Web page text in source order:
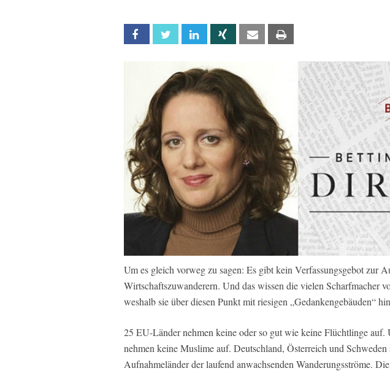
Facebook Twitter Linkedin Xing Email
Um es gleich vorweg zu sagen: Es gibt kein Verfassungsgebot zur
Wirtschaftszuwanderern. Und das wissen die vielen Scharfmacher
weshalb sie über diesen Punkt mit riesigen „Gedankengebäuden“
25 EU-Länder nehmen keine oder so gut wie keine Flüchtlinge auf.
nehmen keine Muslime auf. Deutschland, Österreich und
Aufnahmeländer der laufend anwachsenden Wanderungsströme.